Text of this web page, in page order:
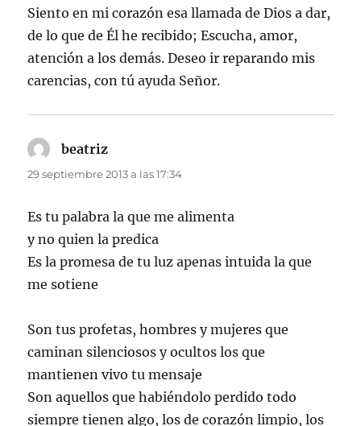
Siento en mi corazón esa llamada de Dios a dar,
de lo que de Él he recibido; Escucha, amor,
atención a los demás. Deseo ir reparando mis
carencias, con tú ayuda Señor.
beatriz
29 septiembre 2013 a las 17:34
Es tu palabra la que me alimenta
y no quien la predica
Es la promesa de tu luz apenas intuida la que
me sotiene
Son tus profetas, hombres y mujeres que
caminan silenciosos y ocultos los que
mantienen vivo tu mensaje
Son aquellos que habiéndolo perdido todo
siempre tienen algo, los de corazón limpio, los